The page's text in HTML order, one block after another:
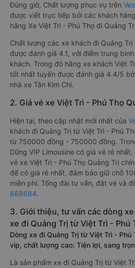
Đúng giờ, Chất lượng phục vụ trên
được viết trực tiếp bởi các khách
hãng Xe Việt Trì - Phú Thọ đi Quảng
Chất lượng các xe khách đi Quảng
được đánh giá 4.1, với điểm trung
khách. Trong đó hãng xe khách Việt
tốt nhất tuyến được đánh giá 4.4/5
nhà xe Tân Kim Chi.
2. Giá vé xe Việt Trì - Phú Thọ
Hiện tại, theo cập nhật mới nhất của
khách đi Quảng Trị từ Việt Trì - Phú
từ 750000 đồng - 750000 đồng.
Dũng VIP Limousine có giá vé rẻ
vé xe Việt Trì - Phú Thọ Quảng Trị
để có giá rẻ nhất, đảm bảo giữ chỗ
miễn phí. Tổng đài tư vấn, đặt vé và
888684.
3. Giới thiệu, tư vấn các dòng
xe đi Quảng Trị từ Việt Trì - Phú
Dòng xe đi Quảng Trị từ Việt Trì - Phú
vip, chất lượng cao: Tiện lợi, sang
Là sản phẩm xe đi Quảng Trị từ Việt